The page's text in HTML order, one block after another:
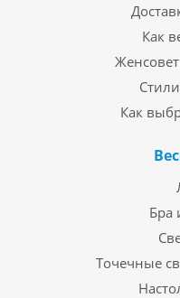
Как
Как
Бра
Точечные